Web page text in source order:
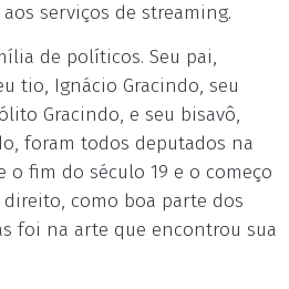
serviços de streaming.
de políticos. Seu pai,
tio, Ignácio Gracindo, seu
Gracindo, e seu bisavô,
foram todos deputados na
o fim do século 19 e o começo
direito, como boa parte dos
foi na arte que encontrou sua